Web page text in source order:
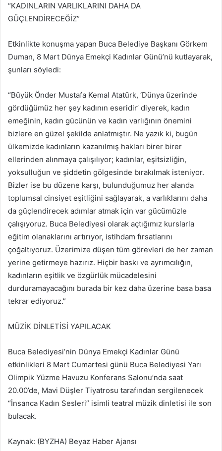
“KADINLARIN VARLIKLARINI DAHA DA
GÜÇLENDİRECEĞİZ”
Etkinlikte konuşma yapan Buca Belediye Başkanı Görkem
Duman, 8 Mart Dünya Emekçi Kadınlar Günü’nü kutlayarak,
şunları söyledi:
“Büyük Önder Mustafa Kemal Atatürk, ‘Dünya üzerinde
gördüğümüz her şey kadının eseridir’ diyerek, kadın
emeğinin, kadın gücünün ve kadın varlığının önemini
bizlere en güzel şekilde anlatmıştır. Ne yazık ki, bugün
ülkemizde kadınların kazanılmış hakları birer birer
ellerinden alınmaya çalışılıyor; kadınlar, eşitsizliğin,
yoksulluğun ve şiddetin gölgesinde bırakılmak isteniyor.
Bizler ise bu düzene karşı, bulunduğumuz her alanda
toplumsal cinsiyet eşitliğini sağlayarak, a varlıklarını daha
da güçlendirecek adımlar atmak için var gücümüzle
çalışıyoruz. Buca Belediyesi olarak açtığımız kurslarla
eğitim olanaklarını artırıyor, istihdam fırsatlarını
çoğaltıyoruz. Üzerimize düşen tüm görevleri de her zaman
yerine getirmeye hazırız. Hiçbir baskı ve ayrımcılığın,
kadınların eşitlik ve özgürlük mücadelesini
durduramayacağını burada bir kez daha üzerine basa basa
tekrar ediyoruz.”
MÜZİK DİNLETİSİ YAPILACAK
Buca Belediyesi’nin Dünya Emekçi Kadınlar Günü
etkinlikleri 8 Mart Cumartesi günü Buca Belediyesi Yarı
Olimpik Yüzme Havuzu Konferans Salonu’nda saat
20.00’de, Mavi Düşler Tiyatrosu tarafından sergilenecek
“İnsanca Kadın Sesleri” isimli teatral müzik dinletisi ile son
bulacak.
Kaynak: (BYZHA) Beyaz Haber Ajansı